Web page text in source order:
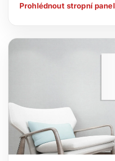
Prohlédnout stropní